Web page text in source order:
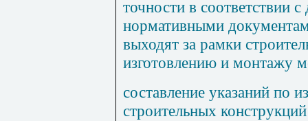
точности в соответствии
нормативными
выходят за рамки
изготовлению и монтажу
составление указаний по
строительных